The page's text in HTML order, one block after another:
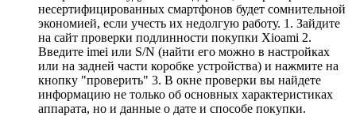
несертифицированных смартфонов будет сомнительной
экономией, если учесть их недолгую работу. 1. Зайдите
на сайт проверки подлинности покупки Xioami 2.
Введите imei или S/N (найти его можно в настройках
или на задней части коробке устройства) и нажмите на
кнопку "проверить" 3. В окне проверки вы найдете
информацию не только об основных характеристиках
аппарата, но и данные о дате и способе покупки.